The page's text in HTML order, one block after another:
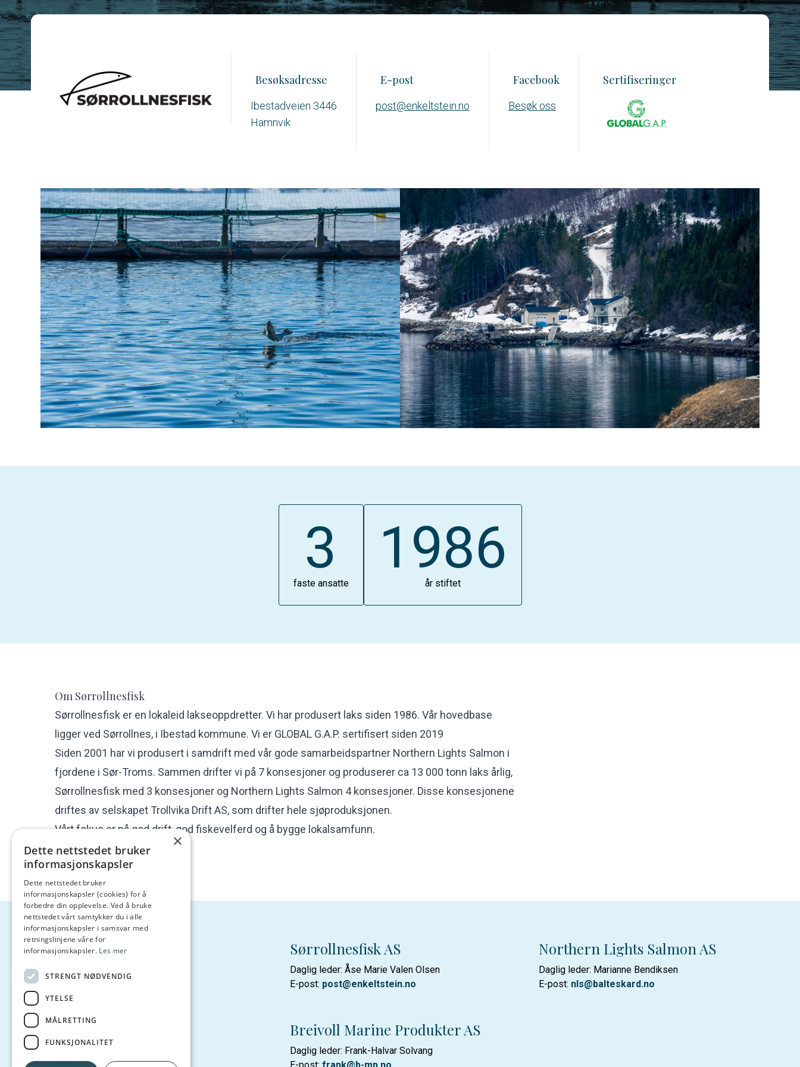
Besøksadresse
Ibestadveien 3446
Hamnvik
E-post
post@enkeltstein.no
Facebook
Besøk oss
Sertifiseringer
3
faste ansatte
1986
år stiftet
Om Sørrollnesfisk
Sørrollnesfisk er en lokaleid lakseoppdretter. Vi har produsert laks siden 1986. Vår hovedbase
ligger ved Sørrollnes, i Ibestad kommune. Vi er GLOBAL G.A.P. sertifisert siden 2019
Siden 2001 har vi produsert i samdrift med vår gode samarbeidspartner Northern Lights Salmon i
fjordene i Sør-Troms. Sammen drifter vi på 7 konsesjoner og produserer ca 13 000 tonn laks årlig,
Sørrollnesfisk med 3 konsesjoner og Northern Lights Salmon 4 konsesjoner. Disse konsesjonene
driftes av selskapet Trollvika Drift AS, som drifter hele sjøproduksjonen.
Vårt fokus er på god drift, god fiskevelferd og å bygge lokalsamfunn.
Trollvika Drift AS Sørrollnesfisk AS
Daglig leder: Åse Marie Valen Olsen
E-post: post@enkeltstein.no
Northern Lights Salmon AS
Daglig leder: Marianne Bendiksen
E-post: nls@balteskard.no
Breivoll Marine Produkter AS
Daglig leder: Frank-Halvar Solvang
×
Dette nettstedet bruker
informasjonskapsler
Dette nettstedet bruker
informasjonskapsler (cookies) for å
forbedre din opplevelse. Ved å bruke
nettstedet vårt samtykker du i alle
informasjonskapsler i samsvar med
retningslinjene våre for
informasjonskapsler. Les mer
STRENGT NØDVENDIG
YTELSE
MÅLRETTING
FUNKSJONALITET